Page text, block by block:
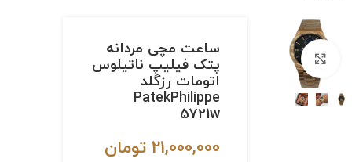
برای بزرگنمایی کلیک کنیدساعت مچی مردانه
پتک فیلیپ ناتیلوس
اتومات رزگلد
PatekPhilippe
5721w
21,000,000 تومان